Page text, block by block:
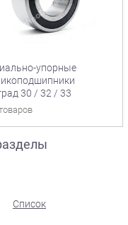
упорные
30 / 32 / 33
Список